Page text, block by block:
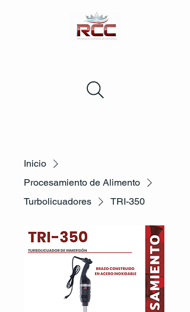
Inicio
Procesamiento de Alimento
Turbolicuadores
TRI-350